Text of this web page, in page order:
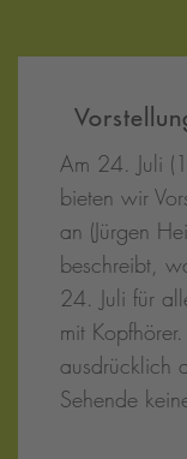
Am 24. Juli
bieten wir
an (Jürgen
beschreibt,
24. Juli für
mit
ausdrücklich
Sehende